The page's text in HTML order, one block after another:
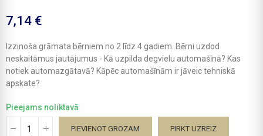
7,14 €
Izzinoša grāmata bērniem no 2 līdz 4 gadiem. Bērni uzdod
neskaitāmus jautājumus - Kā uzpilda degvielu automašīnā? Kas
notiek automazgātavā? Kāpēc automašīnām ir jāveic tehniskā
apskate?
Pieejams noliktavā
PIEVIENOT GROZAM PIRKT UZREIZ